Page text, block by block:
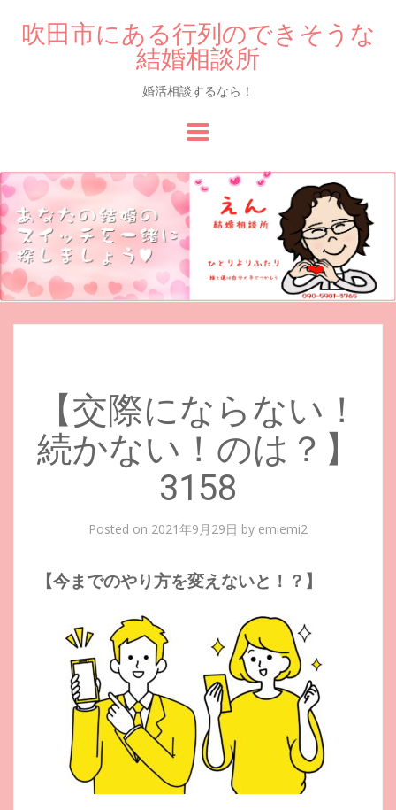
吹田市にある行列のできそうな
結婚相談所
婚活相談するなら！
to
content
【交際にならない！
続かない！のは？】
3158
Posted on 2021年9月29日 by emiemi2
【今までのやり方を変えないと！？】